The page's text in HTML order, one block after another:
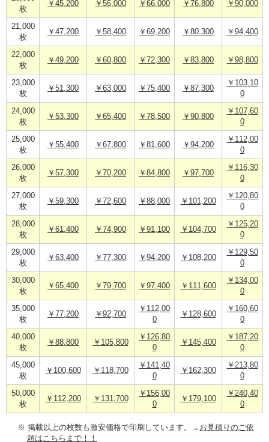
枚
￥45,200 ￥56,000 ￥66,000 ￥76,800 ￥90,000
21,000
枚
￥47,200 ￥58,400 ￥69,200 ￥80,300 ￥94,400
22,000
枚
￥49,200 ￥60,800 ￥72,300 ￥83,800 ￥98,800
23,000
枚
￥51,300 ￥63,000 ￥75,400 ￥87,300
￥103,10
0
24,000
枚
￥53,300 ￥65,400 ￥78,500 ￥90,800
￥107,60
0
25,000
枚
￥55,400 ￥67,800 ￥81,600 ￥94,200
￥112,00
0
26,000
枚
￥57,300 ￥70,200 ￥84,800 ￥97,700
￥116,30
0
27,000
枚
￥59,300 ￥72,600 ￥88,000 ￥101,200
￥120,80
0
28,000
枚
￥61,400 ￥74,900 ￥91,100 ￥104,700
￥125,20
0
29,000
枚
￥63,400 ￥77,300 ￥94,200 ￥108,200
￥129,50
0
30,000
枚
￥65,400 ￥79,700 ￥97,400 ￥111,600
￥134,00
0
35,000
枚
￥77,200 ￥92,700
￥112,00
0
￥128,600
￥160,60
0
40,000
枚
￥88,800 ￥105,800
￥126,80
0
￥145,400
￥187,20
0
45,000
枚
￥100,600 ￥118,700
￥141,40
0
￥162,300
￥213,80
0
50,000
枚
￥112,200 ￥131,700
￥156,00
0
￥179,100
￥240,40
0
※ 掲載以上の枚数も激安価格で印刷しています。→ お見積りのご依
頼はこちらまで！！